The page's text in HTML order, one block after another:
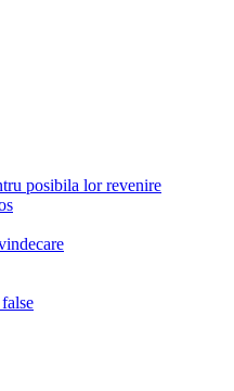
posibila lor revenire